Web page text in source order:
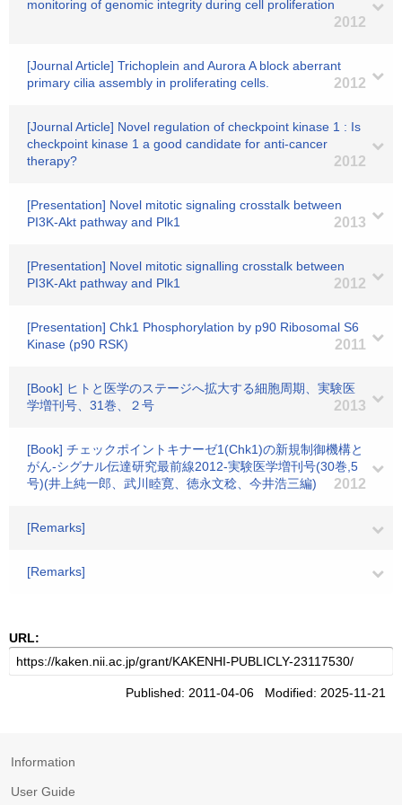
monitoring of genomic integrity during cell proliferation
2012
[Journal Article] Trichoplein and Aurora A block aberrant
primary cilia assembly in proliferating cells.
2012
[Journal Article] Novel regulation of checkpoint kinase 1 : Is
checkpoint kinase 1 a good candidate for anti-cancer
therapy?
2012
[Presentation] Novel mitotic signaling crosstalk between
PI3K-Akt pathway and Plk1
2013
[Presentation] Novel mitotic signalling crosstalk between
PI3K-Akt pathway and Plk1
2012
[Presentation] Chk1 Phosphorylation by p90 Ribosomal S6
Kinase (p90 RSK)
2011
[Book] ヒトと医学のステージへ拡大する細胞周期、実験医
学増刊号、31巻、２号
2013
[Book] チェックポイントキナーゼ1(Chk1)の新規制御機構と
がん-シグナル伝達研究最前線2012-実験医学増刊号(30巻,5
号)(井上純一郎、武川睦寛、徳永文稔、今井浩三編)
2012
[Remarks]
[Remarks]
URL:
Published: 2011-04-06 Modified: 2025-11-21
Information
User Guide